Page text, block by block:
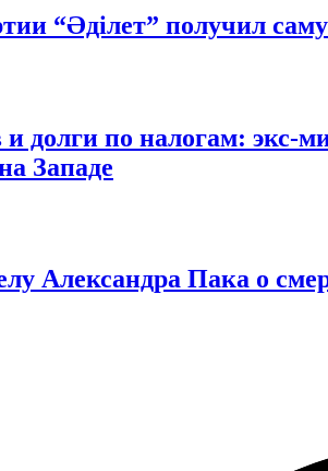
“Әділет” получил
и долги по налогам:
Западе
Александра Пака о